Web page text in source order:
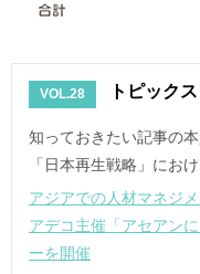
VOL.28 トピックス
知っておきたい記事の
「日本再生戦略」にお
アジアでの人材マネジ
アデコ主催「アセアン
ーを開催